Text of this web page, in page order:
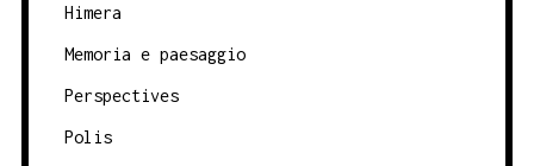
Himera
Memoria e paesaggio
Perspectives
Polis